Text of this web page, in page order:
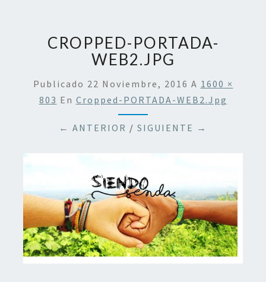
CROPPED-PORTADA-
WEB2.JPG
Publicado 22 Noviembre, 2016 A 1600 ×
803 En Cropped-PORTADA-WEB2.jpg
← ANTERIOR / SIGUIENTE →